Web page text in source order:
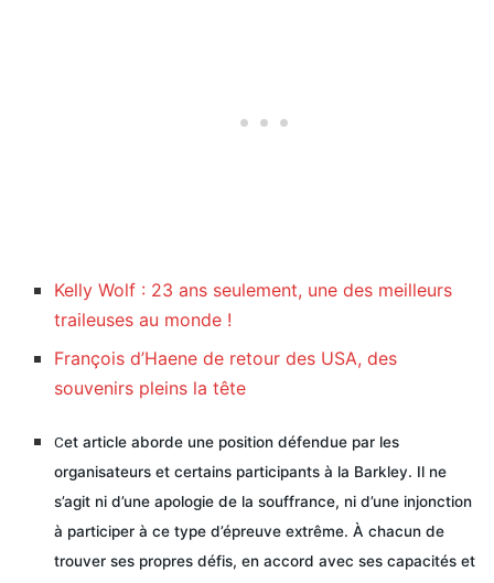
Kelly Wolf : 23 ans seulement, une des meilleurs
traileuses au monde !
François d’Haene de retour des USA, des
souvenirs pleins la tête
Cet article aborde une position défendue par les
organisateurs et certains participants à la Barkley. Il ne
s’agit ni d’une apologie de la souffrance, ni d’une injonction
à participer à ce type d’épreuve extrême. À chacun de
trouver ses propres défis, en accord avec ses capacités et